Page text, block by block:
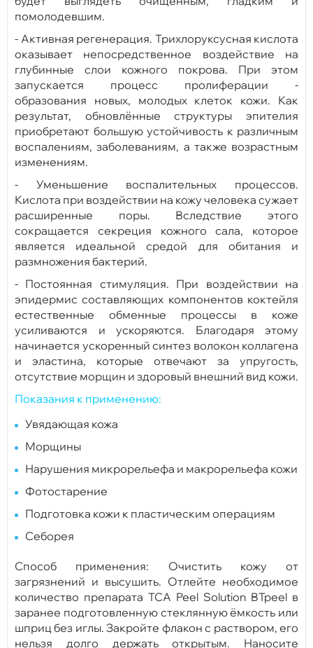
помолодевшим.
- Активная регенерация. Трихлоруксусная кислота
оказывает непосредственное воздействие на
глубинные слои кожного покрова. При этом
запускается процесс пролиферации -
образования новых, молодых клеток кожи. Как
результат, обновлённые структуры эпителия
приобретают большую устойчивость к различным
воспалениям, заболеваниям, а также возрастным
изменениям.
- Уменьшение воспалительных процессов.
Кислота при воздействии на кожу человека сужает
расширенные поры. Вследствие этого
сокращается секреция кожного сала, которое
является идеальной средой для обитания и
размножения бактерий.
- Постоянная стимуляция. При воздействии на
эпидермис составляющих компонентов коктейля
естественные обменные процессы в коже
усиливаются и ускоряются. Благодаря этому
начинается ускоренный синтез волокон коллагена
и эластина, которые отвечают за упругость,
отсутствие морщин и здоровый внешний вид кожи.
Показания к применению:
Увядающая кожа
Морщины
Нарушения микрорельефа и макрорельефа кожи
Фотостарение
Подготовка кожи к пластическим операциям
Себорея
Способ применения: Очистить кожу от
загрязнений и высушить. Отлейте необходимое
количество препарата TCA Peel Solution BTpeel в
заранее подготовленную стеклянную ёмкость или
шприц без иглы. Закройте флакон с раствором, его
нельзя долго держать открытым. Наносите